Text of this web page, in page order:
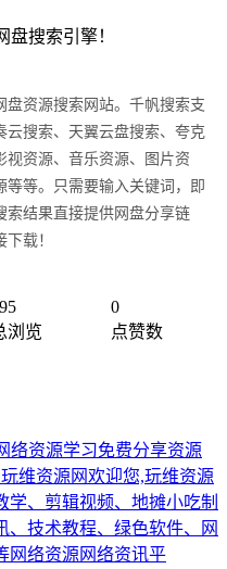
搜索引擎！
资源搜索网站。千帆搜索支
搜索、天翼云盘搜索、夸克
视资源、音乐资源、图片资
等。只需要输入关键词，即
索结果直接提供网盘分享链
载！
浏览
0
点赞数
络资源学习免费分享资源
玩维资源网欢迎您,玩维资源
学、剪辑视频、地摊小吃制
、技术教程、绿色软件、网
网络资源网络资讯平